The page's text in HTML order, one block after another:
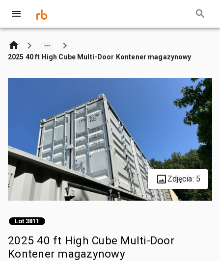
2025 40 ft High Cube Multi-Door Kontener magazynowy
Zdjęcia: 5
Lot 3811
2025 40 ft High Cube Multi-Door
Kontener magazynowy